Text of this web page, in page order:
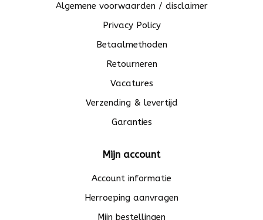
Algemene voorwaarden / disclaimer
Privacy Policy
Betaalmethoden
Retourneren
Vacatures
Verzending & levertijd
Garanties
Mijn account
Account informatie
Herroeping aanvragen
Mijn bestellingen